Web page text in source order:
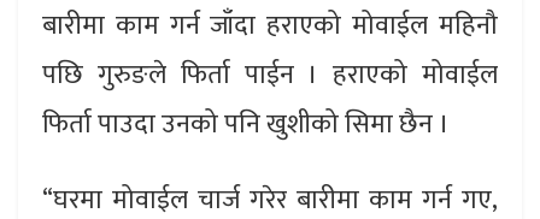
बारीमा काम गर्न जाँदा हराएको मोवाईल महिनौ
पछि गुरुङले फिर्ता पाईन । हराएको मोवाईल
फिर्ता पाउदा उनको पनि खुशीको सिमा छैन ।
“घरमा मोवाईल चार्ज गरेर बारीमा काम गर्न गए,